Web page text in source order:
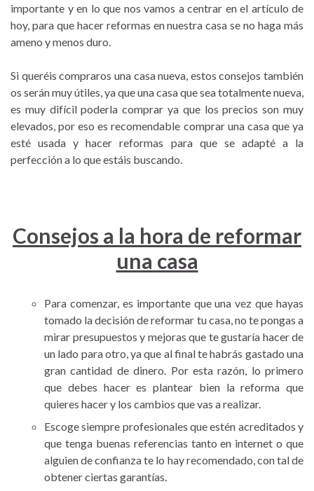
importante y en lo que nos vamos a centrar en el artículo de
hoy, para que hacer reformas en nuestra casa se no haga más
ameno y menos duro.
Si queréis compraros una casa nueva, estos consejos también
os serán muy útiles, ya que una casa que sea totalmente nueva,
es muy difícil poderla comprar ya que los precios son muy
elevados, por eso es recomendable comprar una casa que ya
esté usada y hacer reformas para que se adapté a la
perfección a lo que estáis buscando.
Consejos a la hora de reformar
una casa
Para comenzar, es importante que una vez que hayas
tomado la decisión de reformar tu casa, no te pongas a
mirar presupuestos y mejoras que te gustaría hacer de
un lado para otro, ya que al final te habrás gastado una
gran cantidad de dinero. Por esta razón, lo primero
que debes hacer es plantear bien la reforma que
quieres hacer y los cambios que vas a realizar.
Escoge siempre profesionales que estén acreditados y
que tenga buenas referencias tanto en internet o que
alguien de confianza te lo hay recomendado, con tal de
obtener ciertas garantías.